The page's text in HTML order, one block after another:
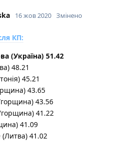
16 жов 2020 Змінено
КП:
(Україна) 51.42
48.21
45.21
43.65
43.56
41.22
41.09
(Литва) 41.02